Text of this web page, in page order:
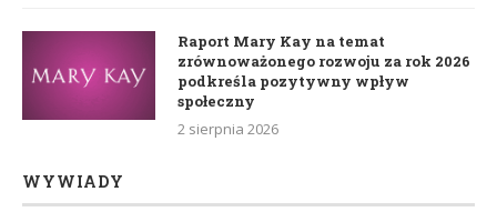
Raport Mary Kay na temat
zrównoważonego rozwoju za rok 2026
podkreśla pozytywny wpływ
społeczny
2 sierpnia 2026
WYWIADY